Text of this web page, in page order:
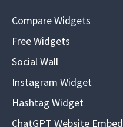
Compare Widgets
Free Widgets
Social Wall
Instagram Widget
Hashtag Widget
ChatGPT Website Embed